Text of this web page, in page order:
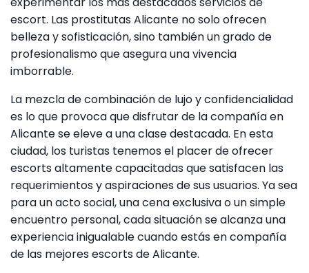
escort. Las prostitutas Alicante no solo ofrecen
belleza y sofisticación, sino también un grado de
profesionalismo que asegura una vivencia
imborrable.
La mezcla de combinación de lujo y confidencialidad
es lo que provoca que disfrutar de la compañía en
Alicante se eleve a una clase destacada. En esta
ciudad, los turistas tenemos el placer de ofrecer
escorts altamente capacitadas que satisfacen las
requerimientos y aspiraciones de sus usuarios. Ya sea
para un acto social, una cena exclusiva o un simple
encuentro personal, cada situación se alcanza una
experiencia inigualable cuando estás en compañía
de las mejores escorts de Alicante.